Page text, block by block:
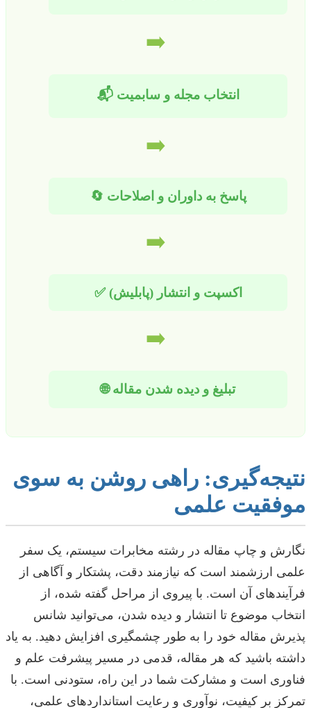
➡️
انتخاب مجله و سابمیت 📬
➡️
پاسخ به داوران و اصلاحات 🔄
➡️
اکسپت و انتشار (پابلیش) ✅
➡️
تبلیغ و دیده شدن مقاله 🌐
نتیجه‌گیری: راهی روشن به سوی
موفقیت علمی
نگارش و چاپ مقاله در رشته مخابرات سیستم، یک سفر
علمی ارزشمند است که نیازمند دقت، پشتکار و آگاهی از
فرآیندهای آن است. با پیروی از مراحل گفته شده، از
انتخاب موضوع تا انتشار و دیده شدن، می‌توانید شانس
پذیرش مقاله خود را به طور چشمگیری افزایش دهید. به یاد
داشته باشید که هر مقاله، قدمی در مسیر پیشرفت علم و
فناوری است و مشارکت شما در این راه، ستودنی است. با
تمرکز بر کیفیت، نوآوری و رعایت استانداردهای علمی،